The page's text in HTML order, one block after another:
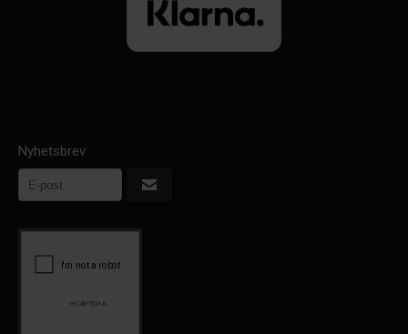
Nyhetsbrev